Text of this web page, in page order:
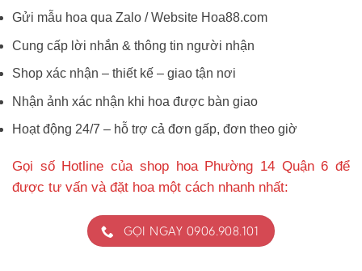
Gửi mẫu hoa qua Zalo / Website Hoa88.com
Cung cấp lời nhắn & thông tin người nhận
Shop xác nhận – thiết kế – giao tận nơi
Nhận ảnh xác nhận khi hoa được bàn giao
Hoạt động 24/7 – hỗ trợ cả đơn gấp, đơn theo giờ
Gọi số Hotline của shop hoa Phường 14 Quận 6 để
được tư vấn và đặt hoa một cách nhanh nhất:
GỌI NGAY 0906.908.101